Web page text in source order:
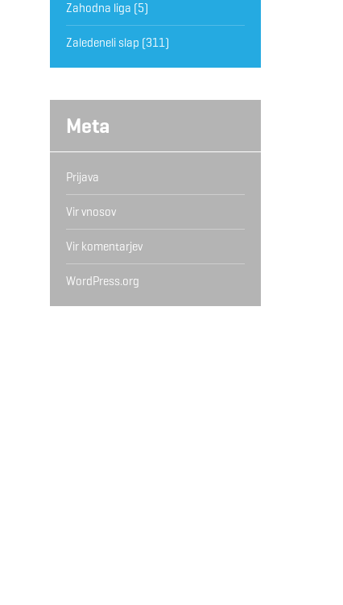
Zahodna liga (5)
Zaledeneli slap (311)
Meta
Prijava
Vir vnosov
Vir komentarjev
WordPress.org